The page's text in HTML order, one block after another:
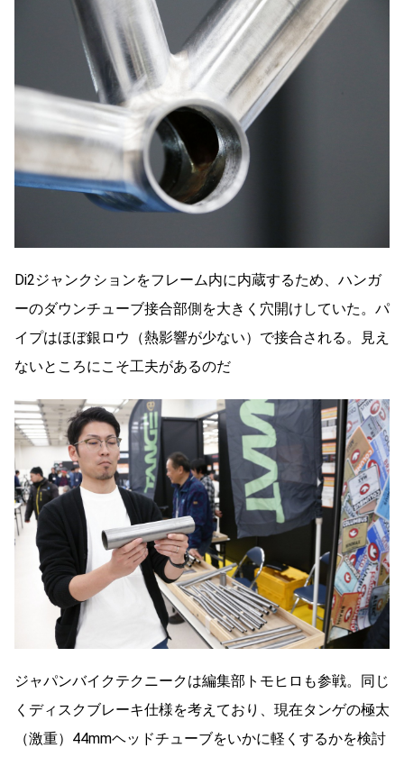
Di2ジャンクションをフレーム内に内蔵するため、ハンガ
ーのダウンチューブ接合部側を大きく穴開けしていた。パ
イプはほぼ銀ロウ（熱影響が少ない）で接合される。見え
ないところにこそ工夫があるのだ
ジャパンバイクテクニークは編集部トモヒロも参戦。同じ
くディスクブレーキ仕様を考えており、現在タンゲの極太
（激重）44mmヘッドチューブをいかに軽くするかを検討